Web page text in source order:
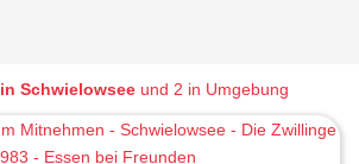
in Schwielowseeund 2 in Umgebung